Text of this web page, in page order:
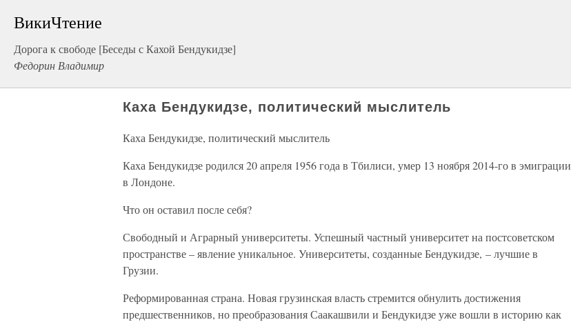
ВикиЧтение
Дорога к свободе [Беседы с Кахой Бендукидзе]
Федорин Владимир
Каха Бендукидзе, политический мыслитель
Каха Бендукидзе, политический мыслитель
Каха Бендукидзе родился 20 апреля 1956 года в Тбилиси, умер 13 ноября 2014-го в эмиграции
в Лондоне.
Что он оставил после себя?
Свободный и Аграрный университеты. Успешный частный университет на постсоветском
пространстве – явление уникальное. Университеты, созданные Бендукидзе, – лучшие в
Грузии.
Реформированная страна. Новая грузинская власть стремится обнулить достижения
предшественников, но преобразования Саакашвили и Бендукидзе уже вошли в историю как